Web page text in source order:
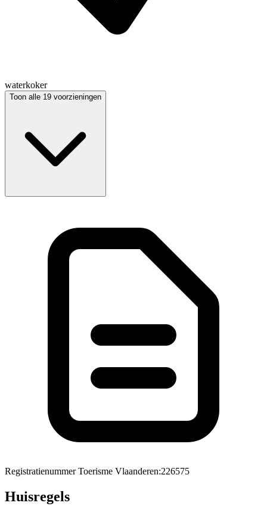
waterkoker
Toon alle 19 voorzieningen
Registratienummer Toerisme Vlaanderen:226575
Huisregels